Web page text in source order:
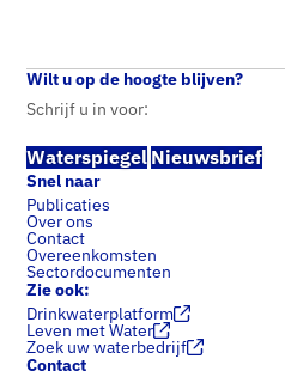
Wilt u op de hoogte blijven?
Schrijf u in voor:
Waterspiegel Nieuwsbrief
Snel naar
Publicaties
Over ons
Contact
Overeenkomsten
Sectordocumenten
Zie ook:
Drinkwaterplatform
Leven met Water
Zoek uw waterbedrijf
Contact